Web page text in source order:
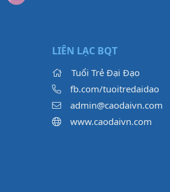
LIÊN LẠC BQT
Tuổi Trẻ Đại Đạo
fb.com/tuoitredaidao
admin@caodaivn.com
www.caodaivn.com